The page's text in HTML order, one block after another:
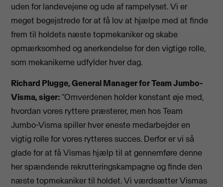
uden for landevejene og ude af rampelyset. Vi er
meget begejstrede for at få lov at hjælpe med at finde
frem til holdets næste topmekaniker og skabe
opmærksomhed og anerkendelse for den vigtige rolle,
som mekanikerne udfylder hver dag.
Richard Plugge, General Manager for Team Jumbo-
Visma, siger:“Omverdenen holder konstant øje med,
hvordan vores ryttere præsterer, men hos Team
Jumbo-Visma spiller hver eneste medarbejder en
vigtig rolle for vores rytteres succes. Derfor er vi så
glade for at få Vismas hjælp til at gennemføre denne
her spændende rekrutteringskampagne og finde den
næste topmekaniker til holdet. Vi værdsætter Vismas